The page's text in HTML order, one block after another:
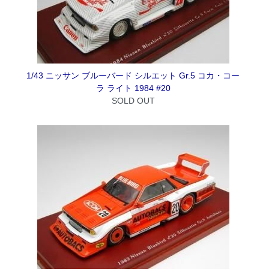
1/43 ニッサン ブルーバード シルエット Gr.5 コカ・コー
ラ ライト 1984 #20
SOLD OUT